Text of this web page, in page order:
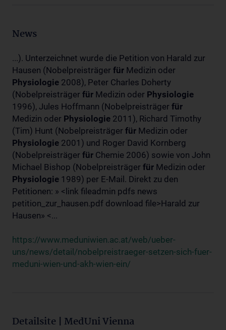
News
...). Unterzeichnet wurde die Petition von Harald zur
Hausen (Nobelpreisträger für Medizin oder
Physiologie 2008), Peter Charles Doherty
(Nobelpreisträger für Medizin oder Physiologie
1996), Jules Hoffmann (Nobelpreisträger für
Medizin oder Physiologie 2011), Richard Timothy
(Tim) Hunt (Nobelpreisträger für Medizin oder
Physiologie 2001) und Roger David Kornberg
(Nobelpreisträger für Chemie 2006) sowie von John
Michael Bishop (Nobelpreisträger für Medizin oder
Physiologie 1989) per E-Mail. Direkt zu den
Petitionen: » <link fileadmin pdfs news
petition_zur_hausen.pdf download file>Harald zur
Hausen» <...
https://www.meduniwien.ac.at/web/ueber-
uns/news/detail/nobelpreistraeger-setzen-sich-fuer-
meduni-wien-und-akh-wien-ein/
Detailsite | MedUni Vienna